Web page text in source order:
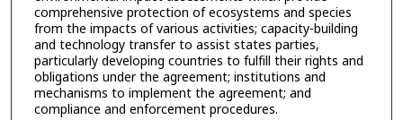
comprehensive protection of ecosystems and species
from the impacts of various activities; capacity-building
and technology transfer to assist states parties,
particularly developing countries to fulfill their rights and
obligations under the agreement; institutions and
mechanisms to implement the agreement; and
compliance and enforcement procedures.